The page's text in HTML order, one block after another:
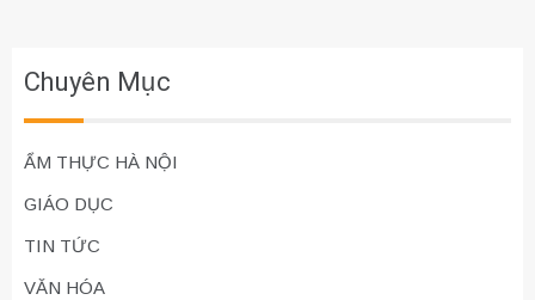
Chuyên Mục
ẨM THỰC HÀ NỘI
GIÁO DỤC
TIN TỨC
VĂN HÓA